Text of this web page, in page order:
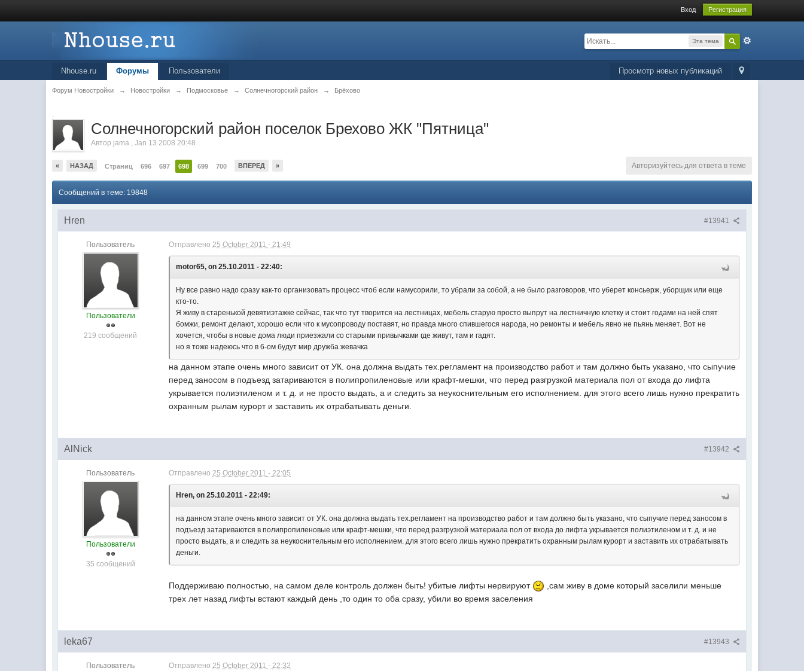
Вход Регистрация
Эта тема
Просмотр новых публикаций
Nhouse.ru Форумы Пользователи
Форум Новостройки → Новостройки → Подмосковье → Солнечногорский район → Брёхово
.
Cолнечногорский район поселок Брехово ЖК "Пятница"
Автор jama ,Jan 13 2008 20:48
« НАЗАД Страниц 696 697 698 699 700 ВПЕРЕД » Авторизуйтесь для ответа в теме
Сообщений в теме: 19848
#13941
Hren
Пользователь
Пользователи
219 сообщений
Отправлено25 October 2011 - 21:49
motor65, on 25.10.2011 - 22:40:
Ну все равно надо сразу как-то организовать процесс чтоб если намусорили, то убрали за собой, а не было разговоров, что уберет консьерж, уборщик или еще
кто-то.
Я живу в старенькой девятиэтажке сейчас, так что тут творится на лестницах, мебель старую просто выпрут на лестничную клетку и стоит годами на ней спят
бомжи, ремонт делают, хорошо если что к мусопроводу поставят, но правда много спившегося народа, но ремонты и мебель явно не пьянь меняет. Вот не
хочется, чтобы в новые дома люди приезжали со старыми привычками где живут, там и гадят.
но я тоже надеюсь что в 6-ом будут мир дружба жевачка
на данном этапе очень много зависит от УК. она должна выдать тех.регламент на производство работ и там должно быть указано, что сыпучие
перед заносом в подъезд затариваются в полипропиленовые или крафт-мешки, что перед разгрузкой материала пол от входа до лифта
укрывается полиэтиленом и т. д. и не просто выдать, а и следить за неукоснительным его исполнением. для этого всего лишь нужно прекратить
охранным рылам курорт и заставить их отрабатывать деньги.
#13942
AlNick
Пользователь
Пользователи
35 сообщений
Отправлено25 October 2011 - 22:05
Hren, on 25.10.2011 - 22:49:
на данном этапе очень много зависит от УК. она должна выдать тех.регламент на производство работ и там должно быть указано, что сыпучие перед заносом в
подъезд затариваются в полипропиленовые или крафт-мешки, что перед разгрузкой материала пол от входа до лифта укрывается полиэтиленом и т. д. и не
просто выдать, а и следить за неукоснительным его исполнением. для этого всего лишь нужно прекратить охранным рылам курорт и заставить их отрабатывать
деньги.
Поддерживаю полностью, на самом деле контроль должен быть! убитые лифты нервируют
,сам живу в доме который заселили меньше
трех лет назад лифты встают каждый день ,то один то оба сразу, убили во время заселения
#13943
leka67
Пользователь Отправлено25 October 2011 - 22:32